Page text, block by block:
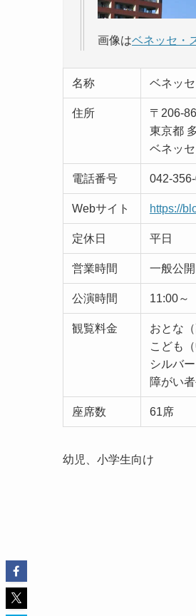
画像はベネッセ・
名称 ベネッ
住所
〒206-
東京都
ベネッ
電話番号 042-
Webサイト https://
定休日 平日
営業時間 一般公
公演時間 11:00
観覧料金
おとな
こども
シルバ
障がい
座席数 61席
幼児、小学生向け